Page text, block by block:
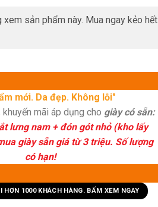
sản phẩm này. Mua ngay kẻo hết
mới. Da đẹp. Không lỗi"
mãi áp dụng cho giày có sẵn:
lưng nam + đón gót nhỏ (kho lấy
giày sẵn giá từ 3 triệu. Số lượng
có hạn!
HƠN 1000 KHÁCH HÀNG. BẤM XEM NGAY